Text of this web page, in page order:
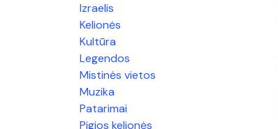
Izraelis
Kelionės
Kultūra
Legendos
Mistinės vietos
Muzika
Patarimai
Pigios kelionės